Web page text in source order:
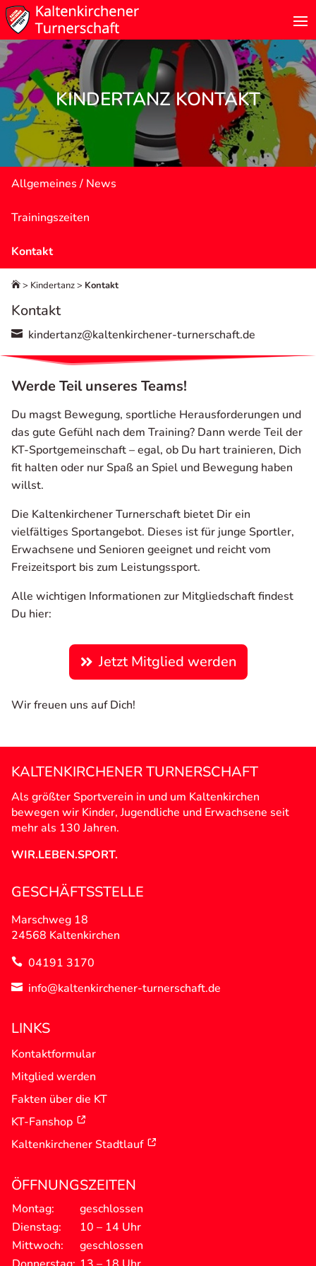
KINDERTANZ KONTAKT
Allgemeines / News
Trainingszeiten
Kontakt
 > Kindertanz> Kontakt
Kontakt
 kindertanz@kaltenkirchener-turnerschaft.de
Werde Teil unseres Teams!
Du magst Bewegung, sportliche Herausforderungen und
das gute Gefühl nach dem Training? Dann werde Teil der
KT-Sportgemeinschaft – egal, ob Du hart trainieren, Dich
fit halten oder nur Spaß an Spiel und Bewegung haben
willst.
Die Kaltenkirchener Turnerschaft bietet Dir ein
vielfältiges Sportangebot. Dieses ist für junge Sportler,
Erwachsene und Senioren geeignet und reicht vom
Freizeitsport bis zum Leistungssport.
Alle wichtigen Informationen zur Mitgliedschaft findest
Du hier:
Jetzt Mitglied werden
Wir freuen uns auf Dich!
KALTENKIRCHENER TURNERSCHAFT
Als größter Sportverein in und um Kaltenkirchen
bewegen wir Kinder, Jugendliche und Erwachsene seit
mehr als 130 Jahren.
WIR.LEBEN.SPORT.
GESCHÄFTSSTELLE
Marschweg 18
24568 Kaltenkirchen
 04191 3170
 info@kaltenkirchener-turnerschaft.de
LINKS
Kontaktformular
Mitglied werden
Fakten über die KT
KT-Fanshop
Kaltenkirchener Stadtlauf
ÖFFNUNGSZEITEN
Montag:
geschlossen
Dienstag:
10 – 14 Uhr
Mittwoch:
geschlossen